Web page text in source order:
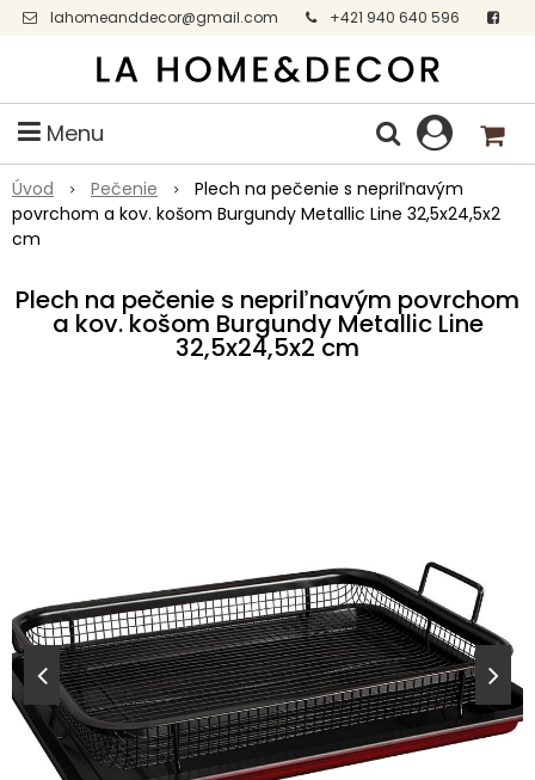
lahomeanddecor@gmail.com
+421 940 640 596
Facebook
Menu
Úvod Pečenie
Plech na pečenie s nepriľnavým
povrchom a kov. košom Burgundy Metallic Line 32,5x24,5x2
cm
Plech na pečenie s nepriľnavým povrchom
a kov. košom Burgundy Metallic Line
32,5x24,5x2 cm